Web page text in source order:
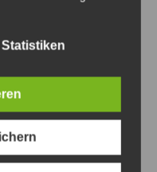
Cécile Blanc, Judith
für den
Statistiken